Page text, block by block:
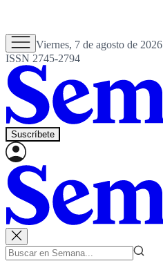
Viernes, 7 de agosto de 2026
ISSN 2745-2794
Suscríbete